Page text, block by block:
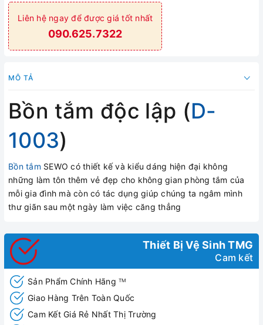
Liên hệ ngay để được giá tốt nhất
090.625.7322
MÔ TẢ
Bồn tắm độc lập (D-
1003)
Bồn tắm SEWO có thiết kế và kiểu dáng hiện đại không
những làm tôn thêm vẻ đẹp cho không gian phòng tắm của
mỗi gia đình mà còn có tác dụng giúp chúng ta ngâm mình
thư giãn sau một ngày làm việc căng thẳng
Thiết Bị Vệ Sinh TMG
Cam kết
Sản Phẩm Chính Hãng TM
Giao Hàng Trên Toàn Quốc
Cam Kết Giá Rẻ Nhất Thị Trường